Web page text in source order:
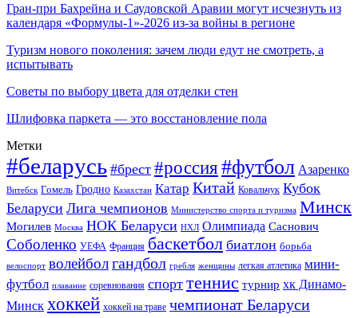
Гран-при Бахрейна и Саудовской Аравии могут исчезнуть из
календаря «Формулы-1»-2026 из-за войны в регионе
Туризм нового поколения: зачем люди едут не смотреть, а
испытывать
Советы по выбору цвета для отделки стен
Шлифовка паркета — это восстановление пола
Метки
#беларусь #брест #россия#футбол Азаренко
Витебск Гомель Гродно Казахстан Катар Китай Ковальчук Кубок
Беларуси Лига чемпионов Министерство спорта и туризма Минск
Могилев Москва НОК Беларуси НХЛ Олимпиада Саснович
Соболенко УЕФА Франция баскетбол биатлон борьба
велоспорт волейболгандбол гребля женщины легкая атлетика мини-
футбол плавание соревнования спорт теннис турнир хк Динамо-
Минск хоккей хоккей на траве чемпионат Беларуси